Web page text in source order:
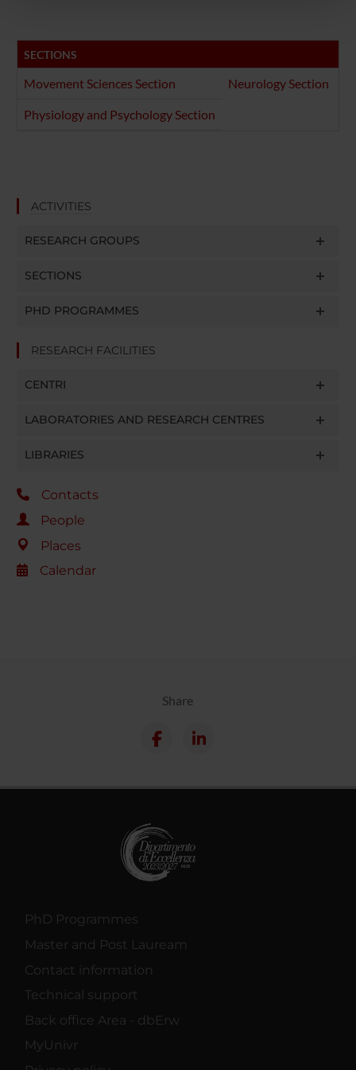
raccolto dal tuo utilizzo dei loro servizi.
SECTIONS
Movement Sciences Section Neurology Section
Physiology and Psychology Section
ACTIVITIES
RESEARCH GROUPS
SECTIONS
PHD PROGRAMMES
RESEARCH FACILITIES
CENTRI
LABORATORIES AND RESEARCH CENTRES
LIBRARIES
Contacts
People
Places
Calendar
Share
PhD Programmes
Master and Post Lauream
Contact information
Technical support
Back office Area - dbErw
MyUnivr